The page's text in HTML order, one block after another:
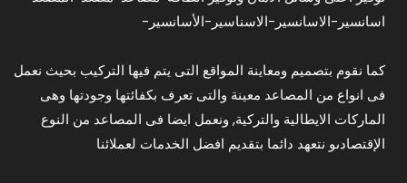
اسانسير-الاسانسير-الاسناسير-الأسانسير-
كما نقوم بتصميم ومعاينة المواقع التى يتم فيها التركيب بحيث نعمل
فى انواع من المصاعد معينة والتى تعرف بكفائتها وجودتها وهى
الماركات الايطالية والتركية, ونعمل ايضا فى المصاعد من النوع
الإقتصادىو نتعهد دائما بتقديم افضل الخدمات لعملائنا